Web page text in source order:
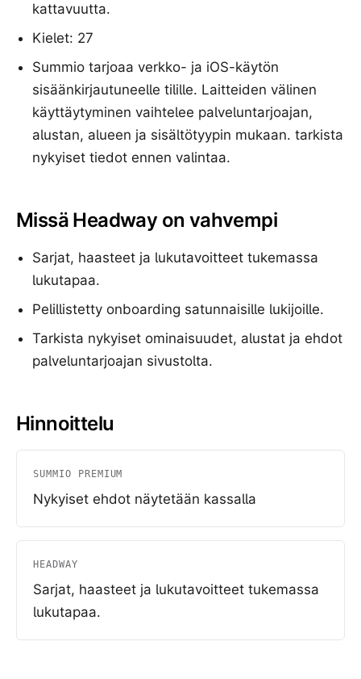
kattavuutta.
Kielet: 27
Summio tarjoaa verkko- ja iOS-käytön
sisäänkirjautuneelle tilille. Laitteiden välinen
käyttäytyminen vaihtelee palveluntarjoajan,
alustan, alueen ja sisältötyypin mukaan. tarkista
nykyiset tiedot ennen valintaa.
Missä Headway on vahvempi
Sarjat, haasteet ja lukutavoitteet tukemassa
lukutapaa.
Pelillistetty onboarding satunnaisille lukijoille.
Tarkista nykyiset ominaisuudet, alustat ja ehdot
palveluntarjoajan sivustolta.
Hinnoittelu
SUMMIO PREMIUM
Nykyiset ehdot näytetään kassalla
HEADWAY
Sarjat, haasteet ja lukutavoitteet tukemassa
lukutapaa.